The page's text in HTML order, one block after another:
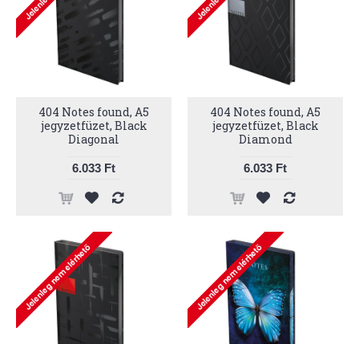
404 Notes found, A5
jegyzetfüzet, Black
Diagonal
6.033 Ft
404 Notes found, A5
jegyzetfüzet, Black
Diamond
6.033 Ft